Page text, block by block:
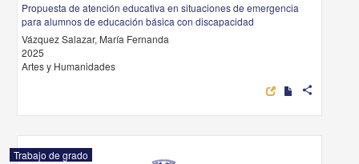
Propuesta de atención educativa en situaciones de emergencia
para alumnos de educación básica con discapacidad
Vázquez Salazar, María Fernanda
2025
Artes y Humanidades
share
Trabajo de grado